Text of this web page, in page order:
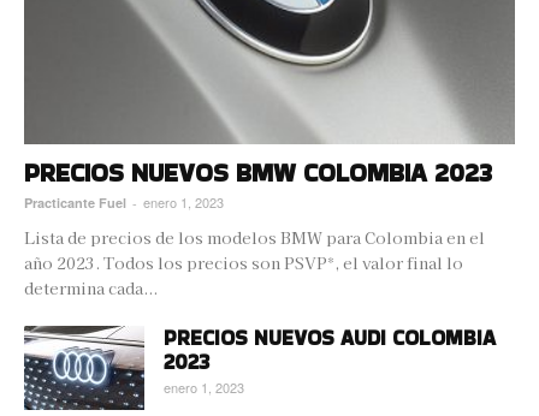
PRECIOS NUEVOS BMW COLOMBIA 2023
Practicante Fuel - enero 1, 2023
Lista de precios de los modelos BMW para Colombia en el
año 2023. Todos los precios son PSVP*, el valor final lo
determina cada...
PRECIOS NUEVOS AUDI COLOMBIA
2023
enero 1, 2023